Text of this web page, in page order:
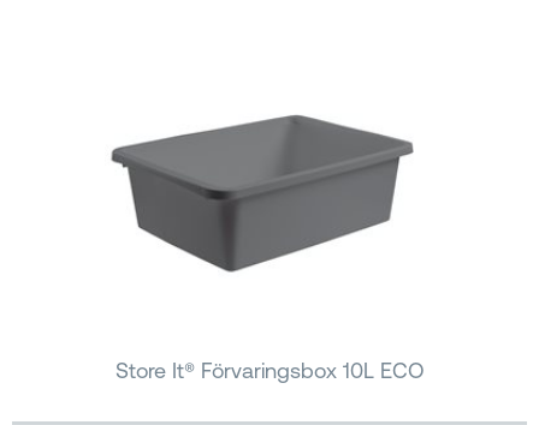
Store It® Förvaringsbox 10L ECO